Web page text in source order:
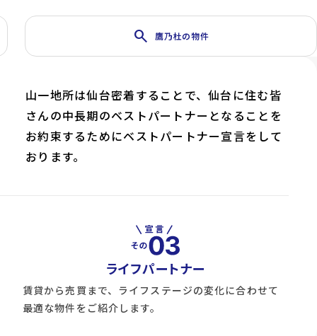
search 鷹乃杜の物件
山一地所は仙台密着することで、仙台に住む皆
さんの中長期のベストパートナーとなることを
お約束するためにベストパートナー宣言をして
おります。
ライフパートナー
賃貸から売買まで、ライフステージの変化に合わせて
最適な物件をご紹介します。